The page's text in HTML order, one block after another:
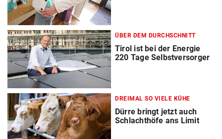
ÜBER DEM DURCHSCHNITT
Tirol ist bei der Energie
220 Tage Selbstversorger
DREIMAL SO VIELE KÜHE
Dürre bringt jetzt auch
Schlachthöfe ans Limit